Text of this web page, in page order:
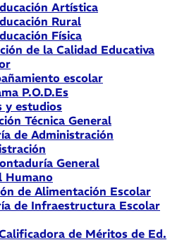
Artística
Rural
Física
de la Calidad Educativa
escolar
P.O.D.Es
y estudios
Técnica General
de Administración
General
Humano
de Alimentación Escolar
de Infraestructura Escolar
de Méritos de Ed.